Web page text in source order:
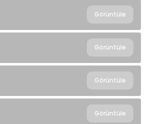
Görüntüle
Görüntüle
Görüntüle
Görüntüle